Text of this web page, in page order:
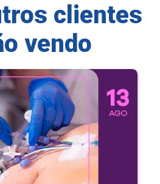
clientes
vendo